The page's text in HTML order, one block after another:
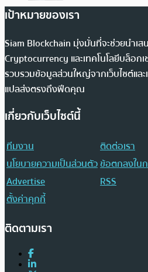
เป้าหมายของเรา
Siam Blockchain มุ่งมั่นที่จะช่วยนำเส
Cryptocurrency และเทคโนโลยีบล็อก
รวบรวมข้อมูลส่วนใหญ่จากเว็บไซต์แล
แปลส่งตรงถึงฟีดคุณ
เกี่ยวกับเว็บไซต์นี้
ทีมงาน
ติดต่อเรา
นโยบายความเป็นส่วนตัวข้อตกลงใน
Advertise
RSS
ตั้งค่าคุกกี้
ติดตามเรา